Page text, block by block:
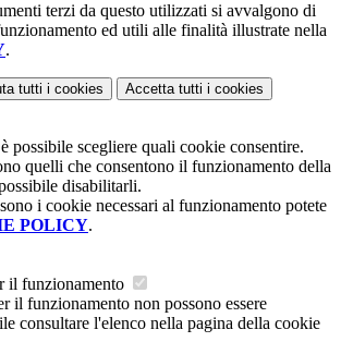
terzi da questo utilizzati si avvalgono di
ed utili alle finalità illustrate nella
.
tutti i cookies Accetta tutti i cookies
possibile scegliere quali cookie consentire.
quelli che consentono il funzionamento della
disabilitarli.
i cookie necessari al funzionamento potete
POLICY.
il funzionamento
il funzionamento non possono essere
consultare l'elenco nella pagina della cookie